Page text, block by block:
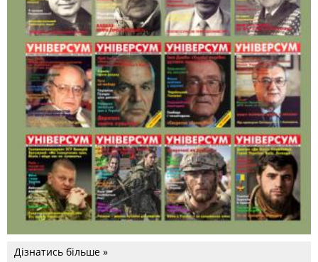
Дізнатись більше »